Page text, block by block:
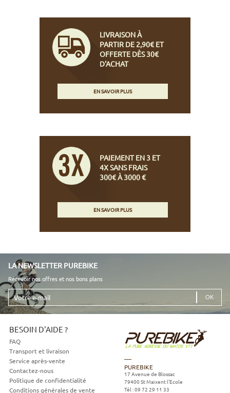
LIVRAISON À
PARTIR DE 2,90€ ET
OFFERTE DÈS 30€
D'ACHAT
EN SAVOIR PLUS
PAIEMENT EN 3 ET
4X SANS FRAIS
300€ À 3000 €
EN SAVOIR PLUS
LA NEWSLETTER PUREBIKE
Recevoir nos offres et nos bons plans
Votre
e-
mail
BESOIN D'AIDE ?
FAQ
Transport et livraison
Service après-vente
Contactez-nous
Politique de confidentialité
Conditions générales de vente
PUREBIKE
17 Avenue de Blossac
79400 St Maixent l'Ecole
Tél :09 72 29 11 33